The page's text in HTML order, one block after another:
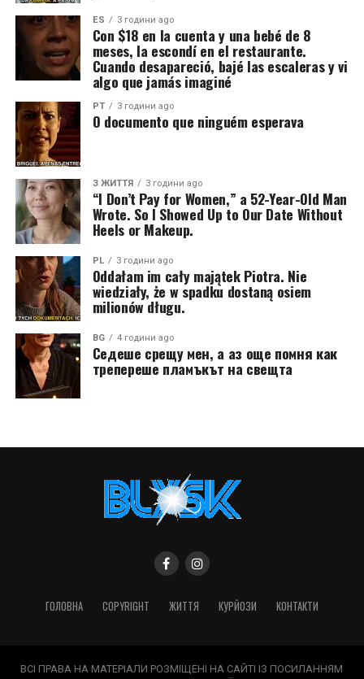
ES 3 години ago
Con $18 en la cuenta y una bebé de 8
meses, la escondí en el restaurante.
Cuando desapareció, bajé las escaleras y vi
algo que jamás imaginé
PT 3 години ago
O documento que ninguém esperava
З ЖИТТЯ 3 години ago
“I Don’t Pay for Women,” a 52-Year-Old Man
Wrote. So I Showed Up to Our Date Without
Heels or Makeup.
PL 3 години ago
Oddałam im cały majątek Piotra. Nie
wiedziały, że w spadku dostaną osiem
milionów długu.
BG 4 години ago
Седеше срещу мен, а аз още помня как
трепереше пламъкът на свещта
ГОЛОВНА COPYRIGHT ЖИТТЯ КУРЙОЗИ КОНТАКТИ
ВСІ ПРАВА НА МАТЕРІАЛИ РОЗМІЩЕНІ НА САЙТІ ІЗ ПОСИЛАННЯМ